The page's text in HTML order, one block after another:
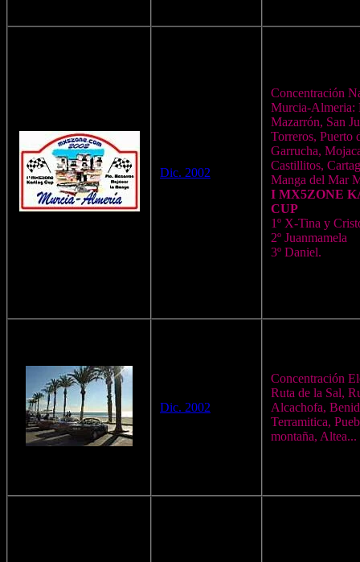
Dic. 2002
Concentración
Murcia-Almeria:
Mazarrón, San
Torreros, Puerto
Garrucha,
Castillitos,
Manga del Mar
I MX5ZONE
CUP
1º X-Tina y
2º Juanmamela
3º Daniel.
Dic. 2002
Concentración
Ruta de la Sal,
Alcachofa,
Terramitica,
montaña, Altea...